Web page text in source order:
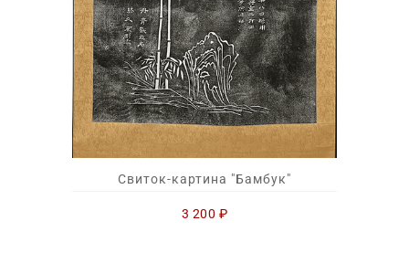
Свиток-картина "Бамбук"
3 200 ₽